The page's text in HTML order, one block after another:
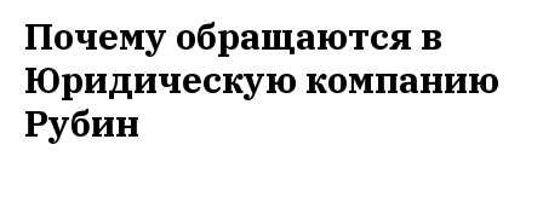
Почему обращаются в
Юридическую компанию
Рубин